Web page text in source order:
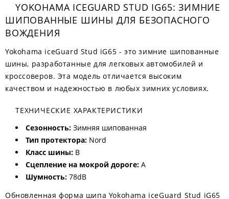
YOKOHAMA ICEGUARD STUD IG65: ЗИМНИЕ
ШИПОВАННЫЕ ШИНЫ ДЛЯ БЕЗОПАСНОГО
ВОЖДЕНИЯ
Yokohama iceGuard Stud iG65 - это зимние шипованные
шины, разработанные для легковых автомобилей и
кроссоверов. Эта модель отличается высоким
качеством и надежностью в любых зимних условиях.
ТЕХНИЧЕСКИЕ ХАРАКТЕРИСТИКИ
Сезонность: Зимняя шипованная
Тип протектора: Nord
Класс шины: B
Сцепление на мокрой дороге: A
Шумность: 78dB
Обновленная форма шипа Yokohama iceGuard Stud iG65